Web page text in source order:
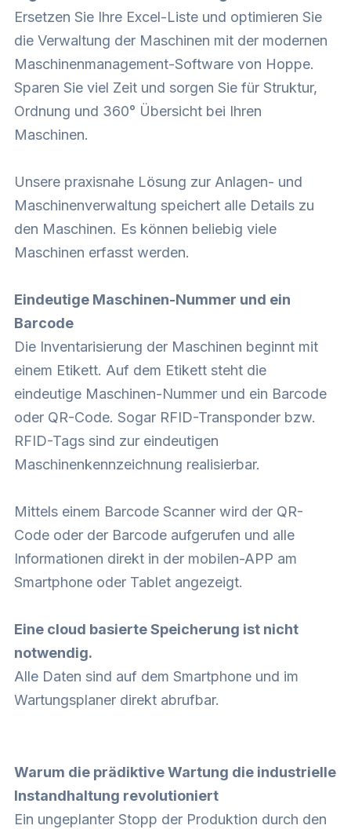
Ersetzen Sie Ihre Excel-Liste und optimieren Sie
die Verwaltung der Maschinen mit der modernen
Maschinenmanagement-Software von Hoppe.
Sparen Sie viel Zeit und sorgen Sie für Struktur,
Ordnung und 360° Übersicht bei Ihren
Maschinen.
Unsere praxisnahe Lösung zur Anlagen- und
Maschinenverwaltung speichert alle Details zu
den Maschinen. Es können beliebig viele
Maschinen erfasst werden.
Eindeutige Maschinen-Nummer und ein
Barcode
Die Inventarisierung der Maschinen beginnt mit
einem Etikett. Auf dem Etikett steht die
eindeutige Maschinen-Nummer und ein Barcode
oder QR-Code. Sogar RFID-Transponder bzw.
RFID-Tags sind zur eindeutigen
Maschinenkennzeichnung realisierbar.
Mittels einem Barcode Scanner wird der QR-
Code oder der Barcode aufgerufen und alle
Informationen direkt in der mobilen-APP am
Smartphone oder Tablet angezeigt.
Eine cloud basierte Speicherung ist nicht
notwendig.
Alle Daten sind auf dem Smartphone und im
Wartungsplaner direkt abrufbar.
Warum die prädiktive Wartung die industrielle
Instandhaltung revolutioniert
Ein ungeplanter Stopp der Produktion durch den